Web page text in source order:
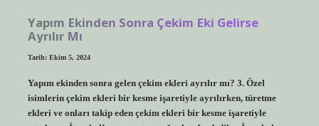
Yapım Ekinden Sonra Çekim Eki Gelirse
Ayrılır Mı
Tarih: Ekim 5, 2024
Yapım ekinden sonra gelen çekim ekleri ayrılır mı? 3. Özel
isimlerin çekim ekleri bir kesme işaretiyle ayrılırken, türetme
ekleri ve onları takip eden çekim ekleri bir kesme işaretiyle